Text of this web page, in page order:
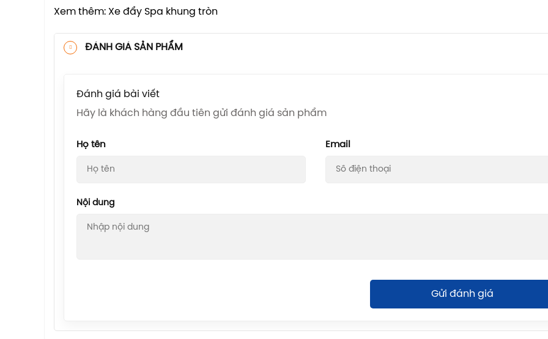
Xem thêm: Xe đẩy Spa khung tròn
ĐÁNH GIÁ SẢN PHẨM
Đánh giá bài viết
Hãy là khách hàng đầu tiên gửi đánh giá sản phẩm
Họ tên Email
Nội dung
Gửi đánh giá